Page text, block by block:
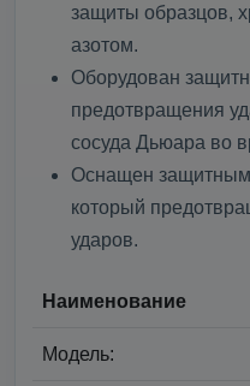
защиты образцов,
азотом.
Оборудован
предотвращения
сосуда Дьюара во
Оснащен
который
ударов.
Наименование
Модель: